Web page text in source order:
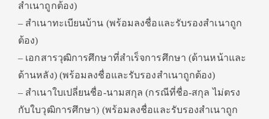
สำเนาถูกต้อง)
– สำเนาทะเบียนบ้าน (พร้อมลงชื่อและรับรองสำเนาถูก
ต้อง)
– เอกสารวุฒิการศึกษาที่สำเร็จการศึกษา (ด้านหน้าและ
ด้านหลัง) (พร้อมลงชื่อและรับรองสำเนาถูกต้อง)
– สำเนาใบเปลี่ยนชื่อ-นามสกุล (กรณีที่ชื่อ-สกุล ไม่ตรง
กับใบวุฒิการศึกษา) (พร้อมลงชื่อและรับรองสำเนาถูก